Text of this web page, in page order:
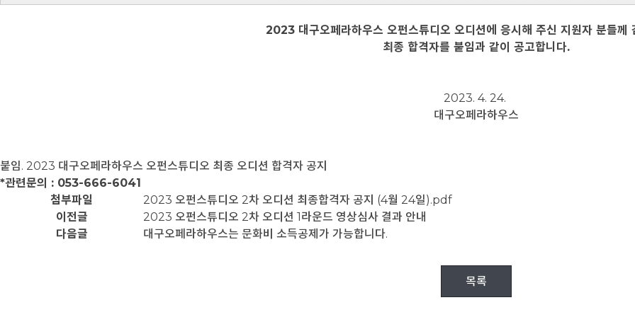
2023 대구오페라하우스 오펀스튜디오 오디션에 응시해 주신 지원자 분들께
최종 합격자를 붙임과 같이 공고합니다.
2023. 4. 24.
대구오페라하우스
붙임. 2023 대구오페라하우스 오펀스튜디오 최종 오디션 합격자 공지
*관련문의 : 053-666-6041
첨부파일
2023 오펀스튜디오 2차 오디션 최종합격자 공지 (4월 24일).pdf
이전글
2023 오펀스튜디오 2차 오디션 1라운드 영상심사 결과 안내
다음글
대구오페라하우스는 문화비 소득공제가 가능합니다.
목록